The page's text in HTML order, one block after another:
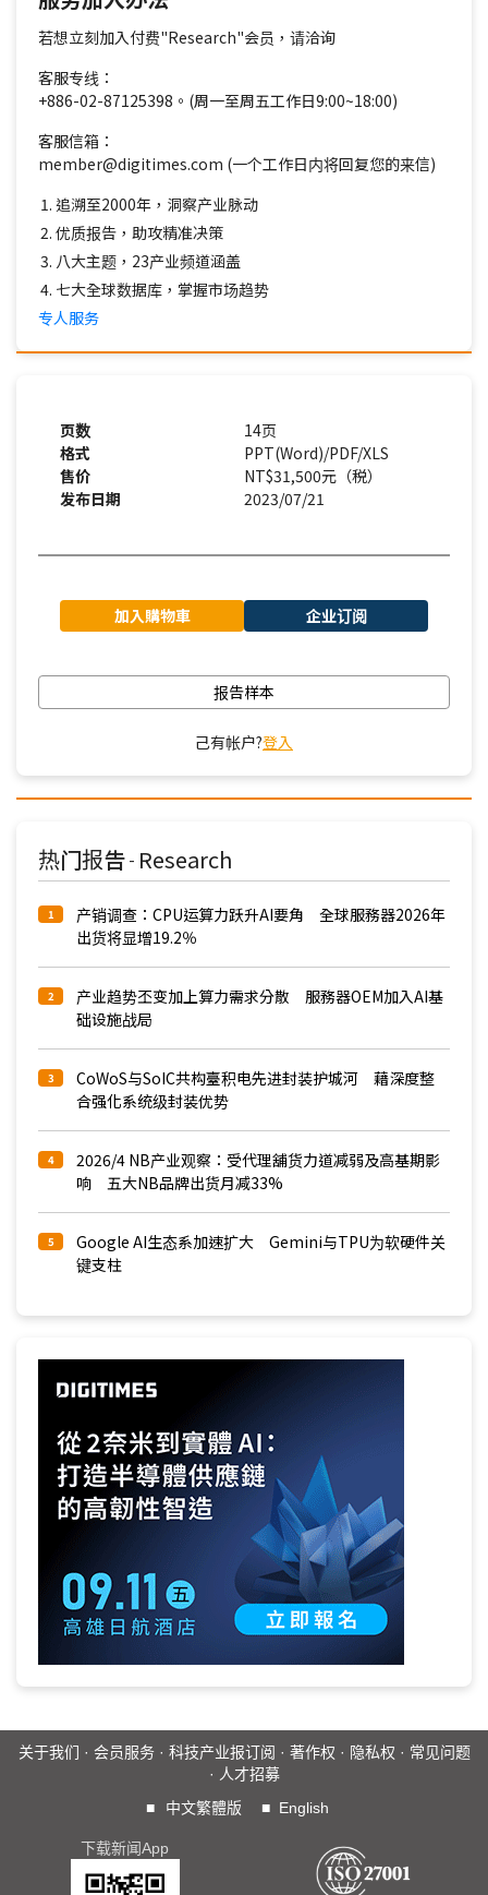
若想立刻加入付费"Research"会员，请洽询
客服专线：
+886-02-87125398。(周一至周五工作日9:00~18:00)
客服信箱：
member@digitimes.com (一个工作日内将回复您的来信)
追溯至2000年，洞察产业脉动
优质报告，助攻精准决策
八大主题，23产业频道涵盖
七大全球数据库，掌握市场趋势
专人服务
页数
14页
格式
PPT(Word)/PDF/XLS
售价
NT$31,500元（税）
发布日期
2023/07/21
加入購物車 企业订阅
报告样本
己有帐户?登入
热门报告 - Research
1
产销调查：CPU运算力跃升AI要角 全球服務器2026年
出货将显增19.2％
2
产业趋势丕变加上算力需求分散 服務器OEM加入AI基
础设施战局
3
CoWoS与SoIC共构臺积电先进封装护城河 藉深度整
合强化系统级封装优势
4
2026/4 NB产业观察：受代理舖货力道减弱及高基期影
响 五大NB品牌出货月减33%
5
Google AI生态系加速扩大 Gemini与TPU为软硬件关
键支柱
关于我们 · 会员服务· 科技产业报订阅 · 著作权 · 隐私权 · 常见问题
· 人才招募
■
中文繁體版 ■ English
下载新闻App